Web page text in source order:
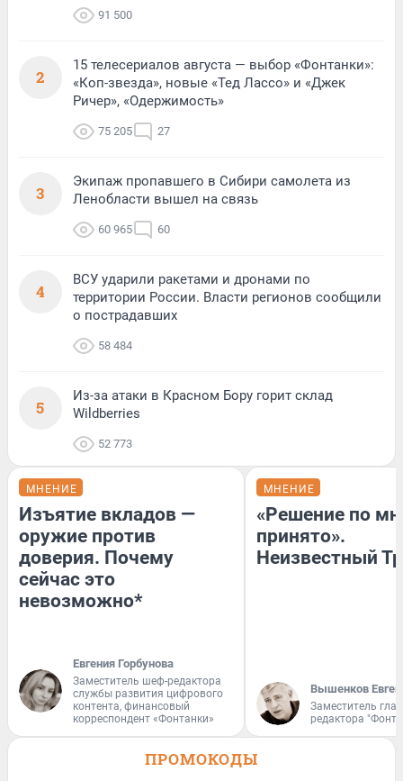
91 500
2
15 телесериалов августа — выбор «Фонтанки»:
«Коп-звезда», новые «Тед Лассо» и «Джек
Ричер», «Одержимость»
75 205 27
3
Экипаж пропавшего в Сибири самолета из
Ленобласти вышел на связь
60 965 60
4
ВСУ ударили ракетами и дронами по
территории России. Власти регионов сообщили
о пострадавших
58 484
5
Из-за атаки в Красном Бору горит склад
Wildberries
52 773
МНЕНИЕ
Изъятие вкладов —
оружие против
доверия. Почему
сейчас это
невозможно*
Евгения Горбунова
Заместитель шеф-редактора
службы развития цифрового
контента, финансовый
корреспондент «Фонтанки»
МНЕНИЕ
«Решение по
принято».
Неизвестный
Вышенков
Заместитель
редактора
ПРОМОКОДЫ